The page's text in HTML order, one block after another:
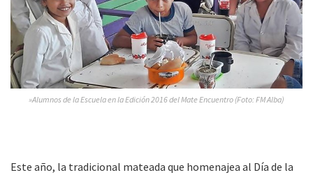
»Alumnos de la Escuela en la Edición 2016 del Mate Encuentro (Foto: FM Alba)
Este año, la tradicional mateada que homenajea al Día de la